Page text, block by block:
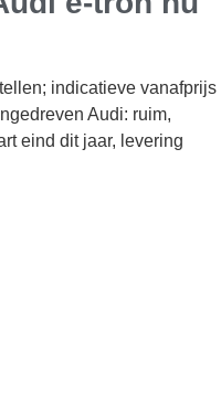
indicatieve vanafprijs
Audi: ruim,
eind dit jaar, levering